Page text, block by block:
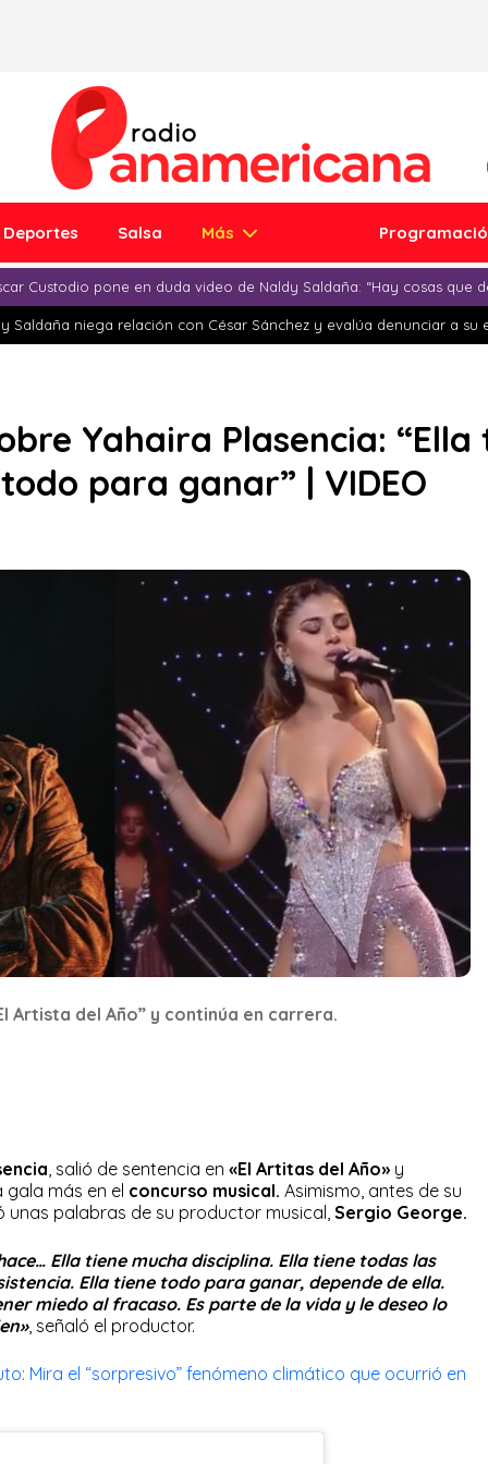
Deportes Salsa Más
Custodio pone en duda video de Naldy Saldaña: “Hay cosas que
Saldaña niega relación con César Sánchez y evalúa denunciar a su
Yahaira Plasencia:
para ganar” | VIDEO
Artista del Año” y continúa en carrera.
, salió de sentencia en «El Artitas del Año» y
más en el concurso musical. Asimismo, antes de su
palabras de su productor musical, Sergio George.
Ella tiene mucha disciplina. Ella tiene todas las
Ella tiene todo para ganar, depende de ella.
miedo al fracaso. Es parte de la vida y le deseo lo
, señaló el productor.
Mira el “sorpresivo” fenómeno climático que ocurrió en